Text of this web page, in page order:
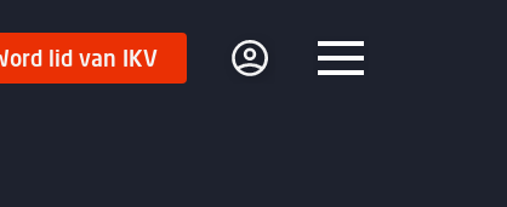
lid van IKV